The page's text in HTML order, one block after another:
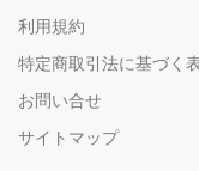
利用規約
特定商取引法に基づく
お問い合せ
サイトマップ